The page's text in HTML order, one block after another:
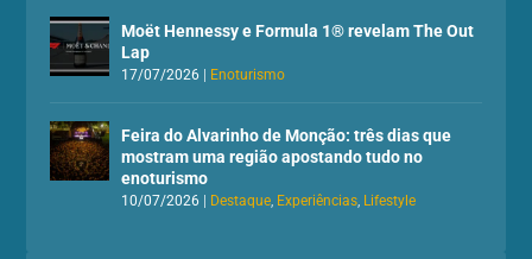
Moët Hennessy e Formula 1® revelam The Out
Lap
17/07/2026 | Enoturismo
Feira do Alvarinho de Monção: três dias que
mostram uma região apostando tudo no
enoturismo
10/07/2026 | Destaque Experiências Lifestyle